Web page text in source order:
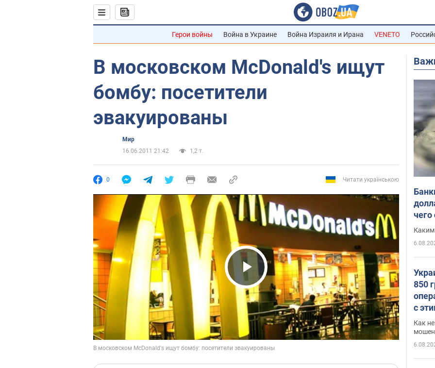
Герои войны Война в Украине Война Израиля и Ирана VENETO
В московском McDonald's ищут
бомбу: посетители
эвакуированы
Мир
16.06.2011 21:42
1,2 т.
0 Читати українською
Play Video
Каким
850
с
Как